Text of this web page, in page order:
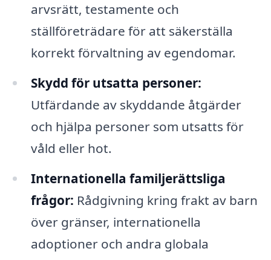
arvsrätt, testamente och
ställföreträdare för att säkerställa
korrekt förvaltning av egendomar.
Skydd för utsatta personer:
Utfärdande av skyddande åtgärder
och hjälpa personer som utsatts för
våld eller hot.
Internationella familjerättsliga
frågor: Rådgivning kring frakt av barn
över gränser, internationella
adoptioner och andra globala